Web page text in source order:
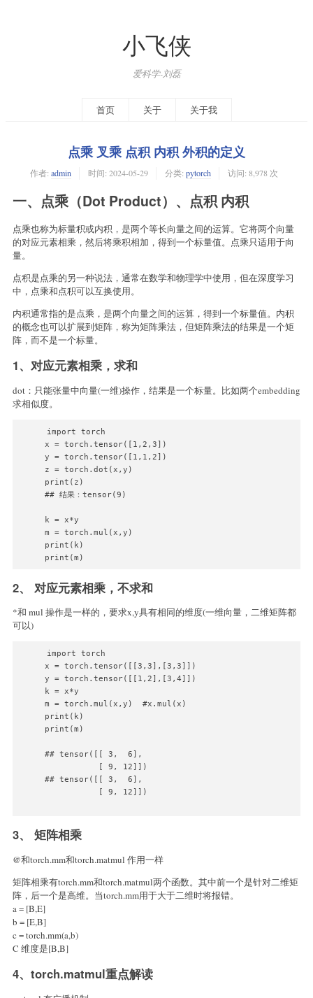
小飞侠
爱科学-刘磊
首页 关于 关于我
点乘 叉乘 点积 内积 外积的定义
作者: admin 时间: 2024-05-29 分类: pytorch 访问: 8,978 次
一、点乘（Dot Product）、点积 内积
点乘也称为标量积或内积，是两个等长向量之间的运算。它将两个向量
的对应元素相乘，然后将乘积相加，得到一个标量值。点乘只适用于向
量。
点积是点乘的另一种说法，通常在数学和物理学中使用，但在深度学习
中，点乘和点积可以互换使用。
内积通常指的是点乘，是两个向量之间的运算，得到一个标量值。内积
的概念也可以扩展到矩阵，称为矩阵乘法，但矩阵乘法的结果是一个矩
阵，而不是一个标量。
1、对应元素相乘，求和
dot：只能张量中向量(一维)操作，结果是一个标量。比如两个embedding
求相似度。
import torch
x = torch.tensor([1,2,3])
y = torch.tensor([1,1,2])
z = torch.dot(x,y)
print(z)
## 结果：tensor(9)
k = x*y
m = torch.mul(x,y)
print(k)
2、 对应元素相乘，不求和
*和 mul 操作是一样的，要求x,y具有相同的维度(一维向量，二维矩阵都
可以)
import torch
x = torch.tensor([[3,3],[3,3]])
y = torch.tensor([[1,2],[3,4]])
k = x*y
m = torch.mul(x,y)  #x.mul(x)
print(k)
print(m)
## tensor([[ 3,  6],
           [ 9, 12]])
## tensor([[ 3,  6],
           [ 9, 12]])
3、 矩阵相乘
@和torch.mm和torch.matmul 作用一样
矩阵相乘有torch.mm和torch.matmul两个函数。其中前一个是针对二维矩
阵，后一个是高维。当torch.mm用于大于二维时将报错。
a = [B,E]
b = [E,B]
c = torch.mm(a,b)
C 维度是[B,B]
4、torch.matmul重点解读